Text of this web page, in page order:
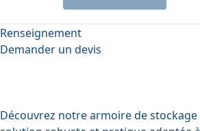
Renseignement
Demander un devis
Découvrez notre armoire de